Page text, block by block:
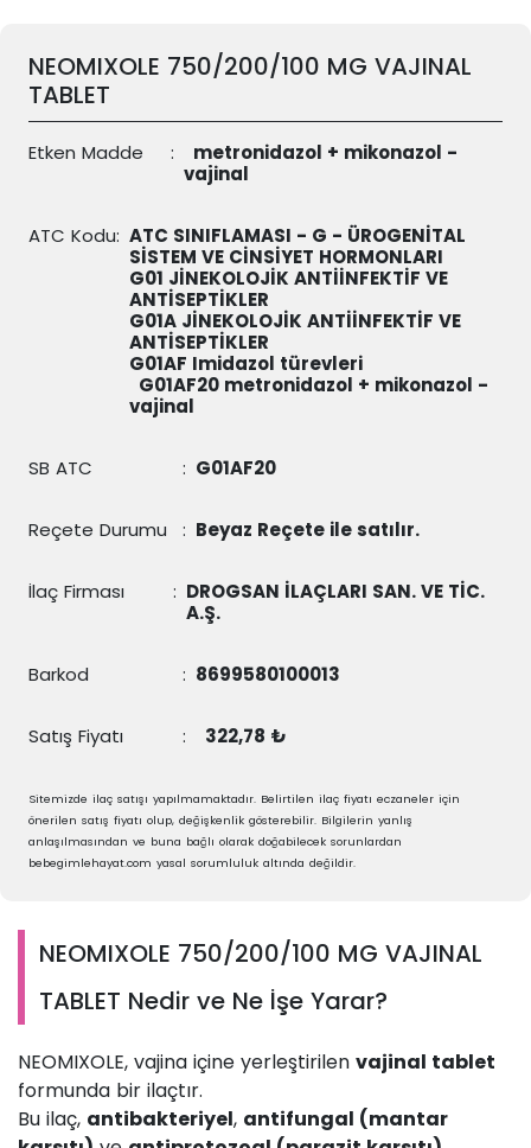
NEOMIXOLE 750/200/100 MG VAJINAL
TABLET
Etken Madde :
metronidazol + mikonazol -
vajinal
ATC Kodu: ATC SINIFLAMASI - G - ÜROGENİTAL
SİSTEM VE CİNSİYET HORMONLARI
G01 JİNEKOLOJİK ANTİİNFEKTİF VE
ANTİSEPTİKLER
G01A JİNEKOLOJİK ANTİİNFEKTİF VE
ANTİSEPTİKLER
G01AF Imidazol türevleri
G01AF20 metronidazol + mikonazol -
vajinal
SB ATC : G01AF20
Reçete Durumu : Beyaz Reçete ile satılır.
İlaç Firması : DROGSAN İLAÇLARI SAN. VE TİC.
A.Ş.
Barkod : 8699580100013
Satış Fiyatı : 322,78 ₺
Sitemizde ilaç satışı yapılmamaktadır. Belirtilen ilaç fiyatı eczaneler için
önerilen satış fiyatı olup, değişkenlik gösterebilir. Bilgilerin yanlış
anlaşılmasından ve buna bağlı olarak doğabilecek sorunlardan
bebegimlehayat.com yasal sorumluluk altında değildir.
NEOMIXOLE 750/200/100 MG VAJINAL
TABLET Nedir ve Ne İşe Yarar?
NEOMIXOLE, vajina içine yerleştirilen vajinal tablet
formunda bir ilaçtır.
Bu ilaç, antibakteriyel, antifungal (mantar